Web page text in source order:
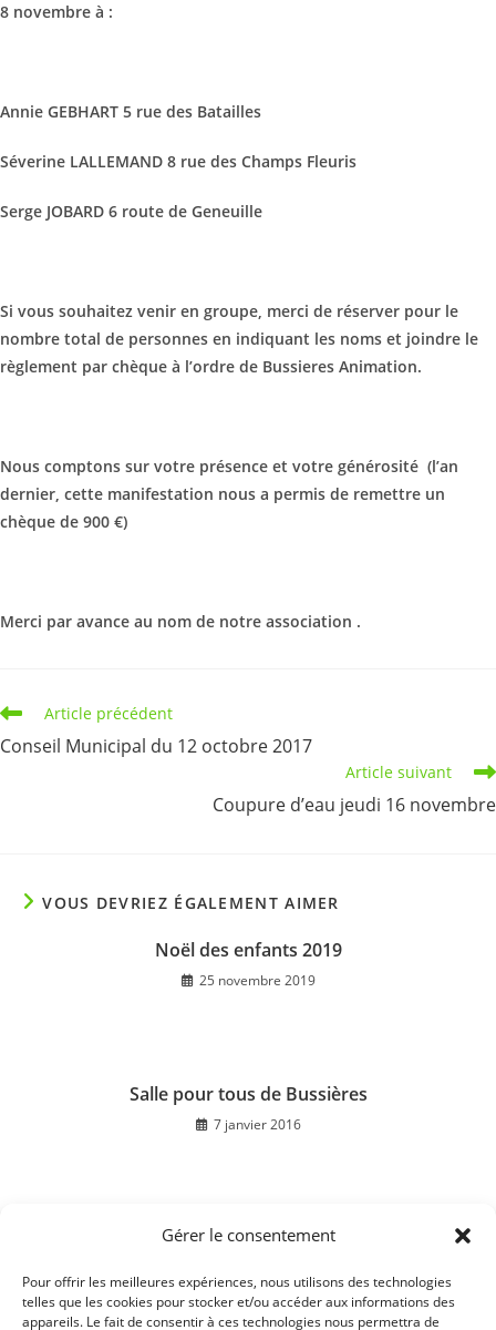
Gérer le consentement
Pour offrir les meilleures expériences, nous utilisons des technologies
telles que les cookies pour stocker et/ou accéder aux informations des
appareils. Le fait de consentir à ces technologies nous permettra de
8 novembre à :
Annie GEBHART 5 rue des Batailles
Séverine LALLEMAND 8 rue des Champs Fleuris
Serge JOBARD 6 route de Geneuille
Si vous souhaitez venir en groupe, merci de réserver pour le
nombre total de personnes en indiquant les noms et joindre le
règlement par chèque à l’ordre de Bussieres Animation.
Nous comptons sur votre présence et votre générosité (l’an
dernier, cette manifestation nous a permis de remettre un
chèque de 900 €)
Merci par avance au nom de notre association .
Read
articles
Article précédent
Conseil Municipal du 12 octobre 2017
Article suivant
Coupure d’eau jeudi 16 novembre
VOUS DEVRIEZ ÉGALEMENT AIMER
Noël des enfants 2019
25 novembre 2019
Salle pour tous de Bussières
7 janvier 2016
Soirée dansante 2016 : Association Semons
22 décembre 2016